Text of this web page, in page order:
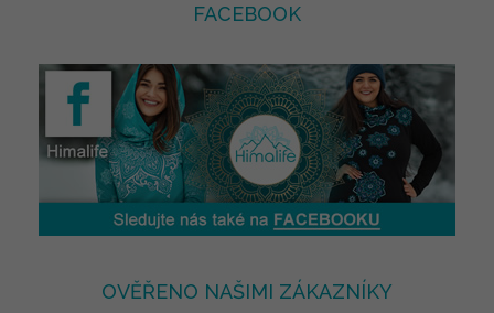
FACEBOOK
OVĚŘENO NAŠIMI ZÁKAZNÍKY